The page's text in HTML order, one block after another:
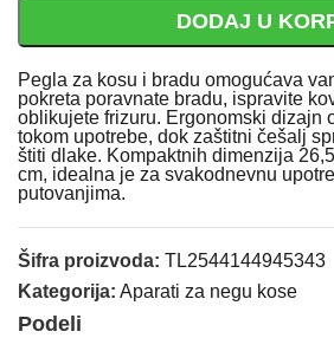
DODAJ U
Pegla za kosu i bradu omogućava
pokreta poravnate bradu, ispravite
oblikujete frizuru. Ergonomski dizajn
tokom upotrebe, dok zaštitni češalj
štiti dlake. Kompaktnih dimenzija
cm, idealna je za svakodnevnu
putovanjima.
Šifra proizvoda: TL2544144945343
Kategorija: Aparati za negu kose
Podeli